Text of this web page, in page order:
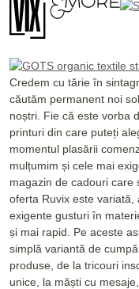
Credem cu tărie în
căutăm permanent noi
noștri. Fie că este vorba
printuri din care puteți
momentul plasării
mulțumim și cele mai
magazin de cadouri care
oferta Ruvix este
exigente gusturi în
și mai rapid. Pe aceste
simplă variantă de
produse, de la tricouri
unice, la măști cu